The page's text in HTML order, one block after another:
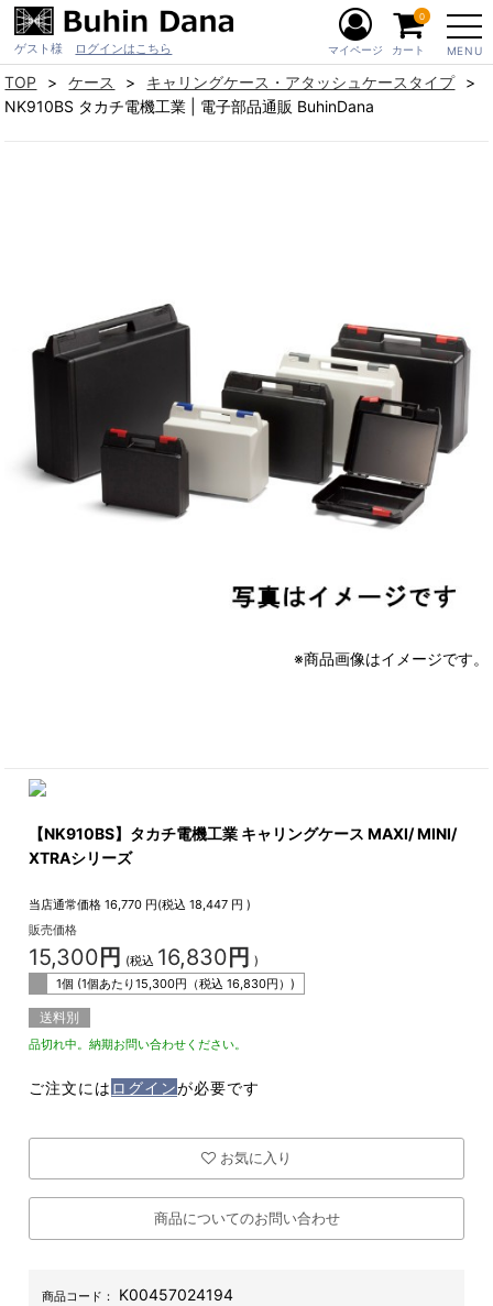
ゲスト様 ログインはこちら MENU
マイページ カート
0
TOP ケース
キャリングケース・アタッシュケースタイプ
NK910BS タカチ電機工業 | 電子部品通販 BuhinDana
※商品画像はイメージです。
【NK910BS】タカチ電機工業 キャリングケース MAXI/ MINI/
XTRAシリーズ
当店通常価格 16,770 円(税込18,447 円 )
販売価格
15,300 円 (税込 16,830 円 )
1個 (1個あたり15,300円（税込16,830円）)
送料別
品切れ中。納期お問い合わせください。
ご注文には ログインが必要です
お気に入り
商品についてのお問い合わせ
商品コード： K00457024194